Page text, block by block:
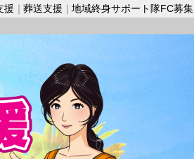
援 葬送支援 地域終身サポート隊FC募集